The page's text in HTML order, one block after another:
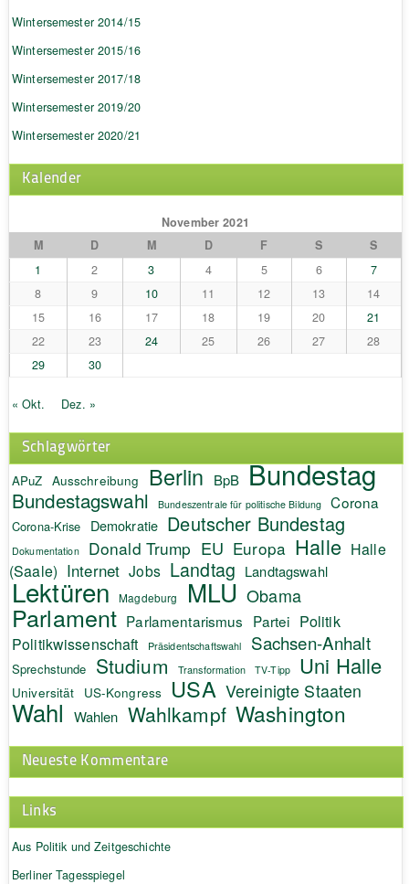
Wintersemester 2014/15
Wintersemester 2015/16
Wintersemester 2017/18
Wintersemester 2019/20
Wintersemester 2020/21
Kalender
November 2021
M
D M D F S
S
1
2 3 4 5 6
7
8
9 10 11 12 13
14
15
16 17 18 19 20
21
22
23 24 25 26 27
28
29
30
« Okt. Dez. »
Schlagwörter
APuZ Ausschreibung Berlin BpB Bundestag
Bundestagswahl Bundeszentrale für politische Bildung Corona
Corona-Krise Demokratie Deutscher Bundestag
Dokumentation Donald Trump EU Europa Halle Halle
(Saale) Internet Jobs Landtag Landtagswahl
Lektüren Magdeburg MLU Obama
Parlament Parlamentarismus Partei Politik
Politikwissenschaft Präsidentschaftswahl Sachsen-Anhalt
Sprechstunde Studium Transformation TV-Tipp Uni Halle
Universität US-Kongress USA Vereinigte Staaten
Wahl Wahlen Wahlkampf Washington
Neueste Kommentare
Links
Aus Politik und Zeitgeschichte
Berliner Tagesspiegel